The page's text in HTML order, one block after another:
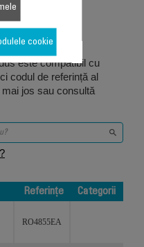
este compatibil cu
codul de referință al
jos sau consultă
Referințe
Categorii
RO4855EA
cookie